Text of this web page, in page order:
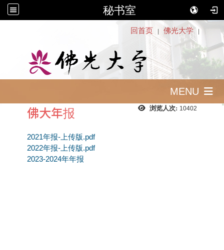
秘书室
回首页 ｜ 佛光大学 ｜
MENU
浏览人次: 10402
佛大年报
2021年报-上传版.pdf
2022年报-上传版.pdf
2023-2024年年报